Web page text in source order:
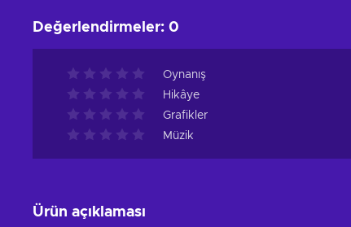
Değerlendirmeler: 0
Oynanış
Hikâye
Grafikler
Müzik
Ürün açıklaması